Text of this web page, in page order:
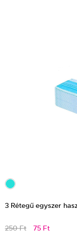
3 Rétegű egyszer
250 Ft 75 Ft